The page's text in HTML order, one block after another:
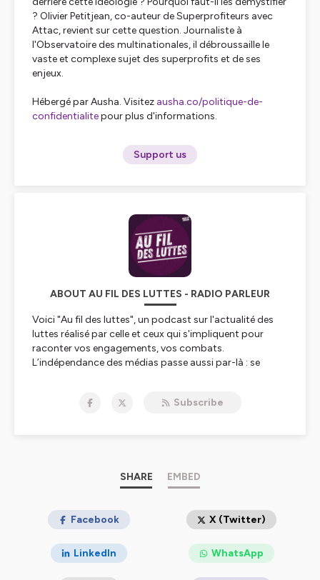
? Olivier Petitjean, co-auteur deSuperprofiteurs avec
Attac, revient sur cette question. Journaliste à
l'Observatoire des multinationales, il débroussaille le
vaste et complexe sujet des superprofits et de ses
enjeux.
Hébergé par Ausha. Visitez ausha.co/politique-de-
confidentialitepour plus d'informations.
Support us
ABOUT AU FIL DES LUTTES - RADIO PARLEUR
Voici "Au fil des luttes", un podcast sur l'actualité des
luttes réalisé par celle et ceux qui s'impliquent pour
raconter vos engagements, vos combats.
L’indépendance des médias passe aussi par-là : se
nos bénévoles : vous pourrez y trouver toute sorte de
confidentialitepour plus d'informations.
Subscribe
SHARE EMBED
Facebook X (Twitter)
LinkedIn WhatsApp